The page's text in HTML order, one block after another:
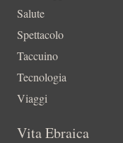
Salute
Spettacolo
Taccuino
Tecnologia
Viaggi
Vita Ebraica